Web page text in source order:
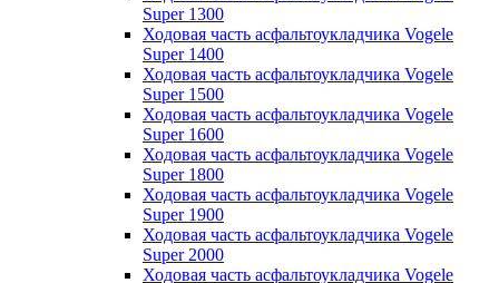
Super 1300
Ходовая часть асфальтоукладчика Vogele
Super 1400
Ходовая часть асфальтоукладчика Vogele
Super 1500
Ходовая часть асфальтоукладчика Vogele
Super 1600
Ходовая часть асфальтоукладчика Vogele
Super 1800
Ходовая часть асфальтоукладчика Vogele
Super 1900
Ходовая часть асфальтоукладчика Vogele
Super 2000
Ходовая часть асфальтоукладчика Vogele